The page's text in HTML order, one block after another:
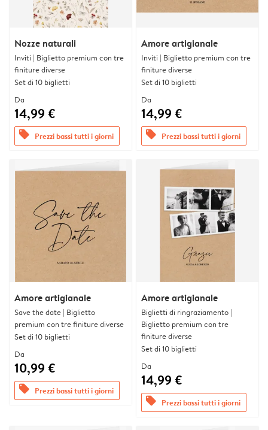
Nozze naturali
Inviti | Biglietto premium con tre
finiture diverse
Set di 10 biglietti
Da
14,99 €
offers Prezzi bassi tutti i giorni
Amore artigianale
Inviti | Biglietto premium con tre
finiture diverse
Set di 10 biglietti
Da
14,99 €
offers Prezzi bassi tutti i giorni
Amore artigianale
Save the date | Biglietto
premium con tre finiture diverse
Set di 10 biglietti
Da
10,99 €
offers Prezzi bassi tutti i giorni
Amore artigianale
Biglietti di ringraziamento |
Biglietto premium con tre
finiture diverse
Set di 10 biglietti
Da
14,99 €
offers Prezzi bassi tutti i giorni